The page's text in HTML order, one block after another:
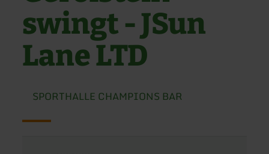
swingt - JSun
Lane LTD
SPORTHALLE CHAMPIONS BAR